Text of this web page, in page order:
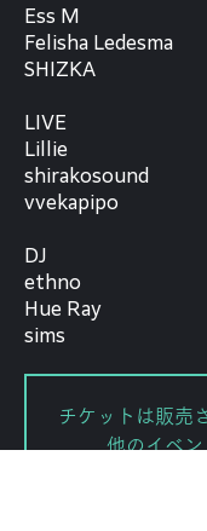
Ess M
Felisha Ledesma
SHIZKA
LIVE
Lillie
shirakosound
vvekapipo
DJ
ethno
Hue Ray
sims
チケットは販売
他のイベン